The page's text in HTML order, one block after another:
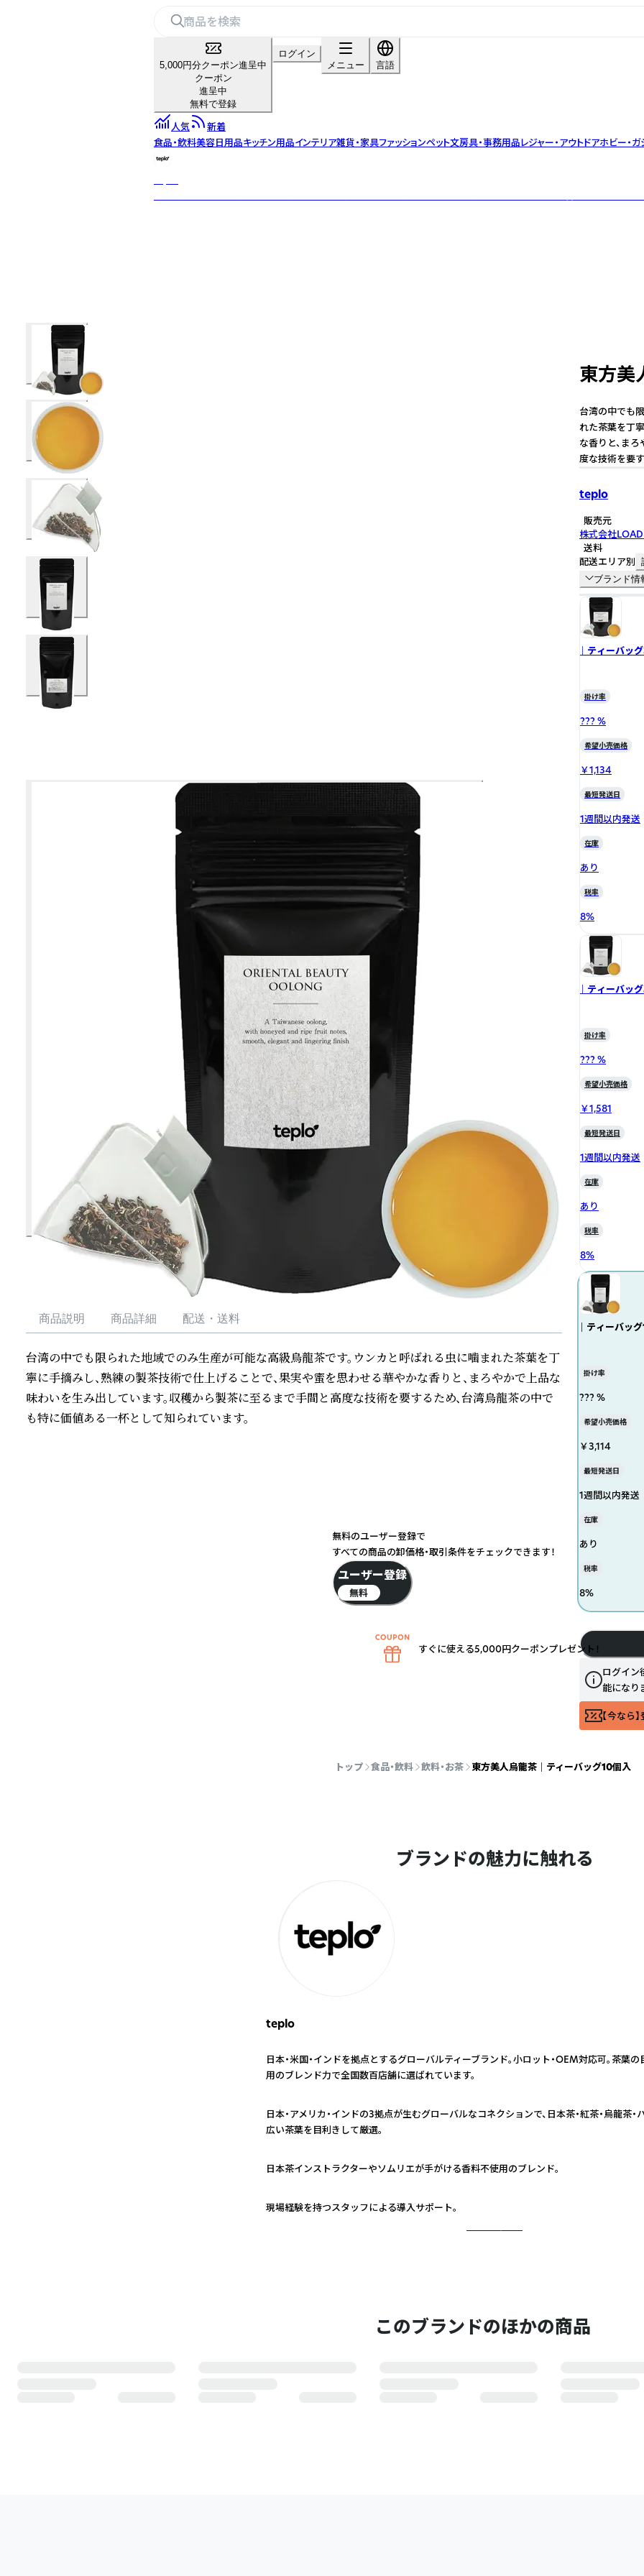
5,000円分クーポン進呈中
クーポン
進呈中
無料で登録
ログイン
メニュー
言語
人気
新着
食品・飲料美容日用品キッチン用品インテリア雑貨・家具ファッションペット文房具・事務用品レジャー・アウトドアホビー・ガ
商品説明 商品詳細 配送・送料
台湾の中でも限られた地域でのみ生産が可能な高級烏龍茶です。ウンカと呼ばれる虫に噛まれた茶葉を丁
寧に手摘みし、熟練の製茶技術で仕上げることで、果実や蜜を思わせる華やかな香りと、まろやかで上品な
味わいを生み出しています。収穫から製茶に至るまで手間と高度な技術を要するため、台湾烏龍茶の中で
も特に価値ある一杯として知られています。
東方美
台湾の中でも
れた茶葉を丁
な香りと、ま
度な技術を要
teplo
販売元
株式会社
送料
配送エリア別
ブランド情
｜ ティーバッ
掛け率
??? %
希望小売価格
￥1,134
最短発送日
1週間以内発送
在庫
あり
税率
8%
｜ ティーバッ
掛け率
??? %
希望小売価格
￥1,581
最短発送日
1週間以内発送
在庫
あり
税率
8%
｜ ティーバッ
掛け率
??? %
希望小売価格
￥3,114
最短発送日
1週間以内発送
在庫
あり
税率
8%
ログイン
能になり
【今なら
トップ 食品・飲料 飲料・お茶 東方美人烏龍茶 ｜ ティーバッグ10個入
ブランドの魅力に触れる
teplo
日本・米国・インドを拠点とするグローバルティーブランド。小ロット・OEM対応可。茶葉
用のブレンド力で全国数百店舗に選ばれています。
日本・アメリカ・インドの3拠点が生むグローバルなコネクションで、日本茶・紅茶・烏龍茶
広い茶葉を目利きして厳選。
日本茶インストラクターやソムリエが手がける香料不使用のブレンド。
現場経験を持つスタッフによる導入サポート。
このブランドのほかの商品
無料のユーザー登録で
すべての商品の卸価格・取引条件をチェックできます！
ユーザー登録
無料
すぐに使える5,000円クーポンプレゼント！